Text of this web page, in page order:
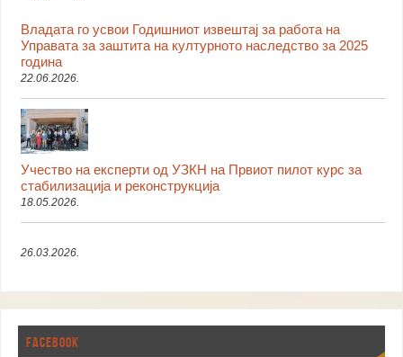
Владата го усвои Годишниот извештај за работа на
Управата за заштита на културното наследство за 2025
година
22.06.2026.
Учество на експерти од УЗКН на Првиот пилот курс за
стабилизација и реконструкција
18.05.2026.
26.03.2026.
FACEBOOK